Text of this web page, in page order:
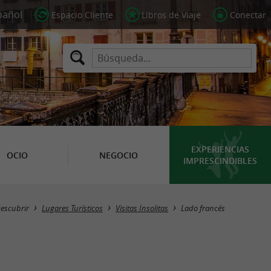
Espacio Cliente Libros de Viaje Conectar
OCIO NEGOCIO
EXPERIENCIAS
IMPRESCINDIBLES
Masquer la carte
Lugares Turísticos Visitas Insolitas Lado francés